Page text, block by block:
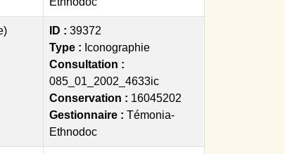
ID : 39372
Type : Iconographie
Consultation :
085_01_2002_4633ic
Conservation : 16045202
Gestionnaire : Témonia-
Ethnodoc